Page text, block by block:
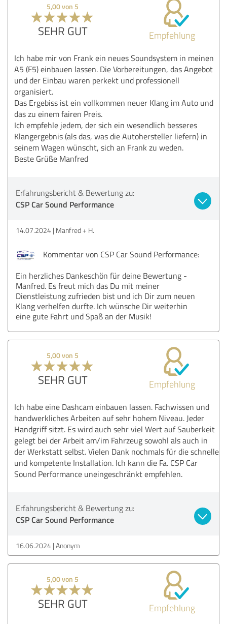
5,00 von 5
SEHR GUT Empfehlung
Ich habe mir von Frank ein neues Soundsystem in meinen
A5 (F5) einbauen lassen. Die Vorbereitungen, das Angebot
und der Einbau waren perkekt und professionell
organisiert.
Das Ergebiss ist ein vollkommen neuer Klang im Auto und
das zu einem fairen Preis.
Ich empfehle jedem, der sich ein wesendlich besseres
Klangergebnis (als das, was die Autohersteller liefern) in
seinem Wagen wünscht, sich an Frank zu weden.
Beste Grüße Manfred
Erfahrungsbericht & Bewertung zu:
CSP Car Sound Performance
14.07.2024 Manfred + H.
Kommentar von CSP Car Sound Performance:
Ein herzliches Dankeschön für deine Bewertung -
Manfred. Es freut mich das Du mit meiner
Dienstleistung zufrieden bist und ich Dir zum neuen
Klang verhelfen durfte. Ich wünsche Dir weiterhin
eine gute Fahrt und Spaß an der Musik!
5,00 von 5
SEHR GUT Empfehlung
Ich habe eine Dashcam einbauen lassen. Fachwissen und
handwerkliches Arbeiten auf sehr hohem Niveau. Jeder
Handgriff sitzt. Es wird auch sehr viel Wert auf Sauberkeit
gelegt bei der Arbeit am/im Fahrzeug sowohl als auch in
der Werkstatt selbst. Vielen Dank nochmals für die schnelle
und kompetente Installation. Ich kann die Fa. CSP Car
Sound Performance uneingeschränkt empfehlen.
Erfahrungsbericht & Bewertung zu:
CSP Car Sound Performance
16.06.2024 Anonym
5,00 von 5
SEHR GUT Empfehlung